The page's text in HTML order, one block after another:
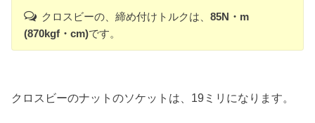
クロスビーの、締め付けトルクは、 85N・m
(870kgf・cm)です。
クロスビーのナットのソケットは、19ミリになります。